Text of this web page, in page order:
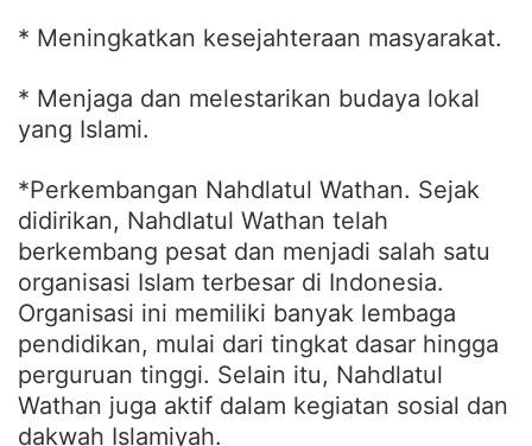
* Meningkatkan kesejahteraan masyarakat.
* Menjaga dan melestarikan budaya lokal
yang Islami.
*Perkembangan Nahdlatul Wathan. Sejak
didirikan, Nahdlatul Wathan telah
berkembang pesat dan menjadi salah satu
organisasi Islam terbesar di Indonesia.
Organisasi ini memiliki banyak lembaga
pendidikan, mulai dari tingkat dasar hingga
perguruan tinggi. Selain itu, Nahdlatul
Wathan juga aktif dalam kegiatan sosial dan
dakwah Islamiyah.